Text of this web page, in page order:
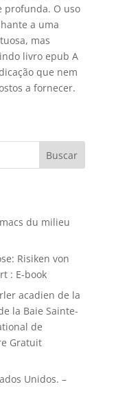
profunda. O uso
a uma
mas
livro epub A
que nem
a fornecer.
Buscar
du milieu
Risiken von
: E-book
acadien de la
la Baie Sainte-
de
Gratuit
Unidos. –